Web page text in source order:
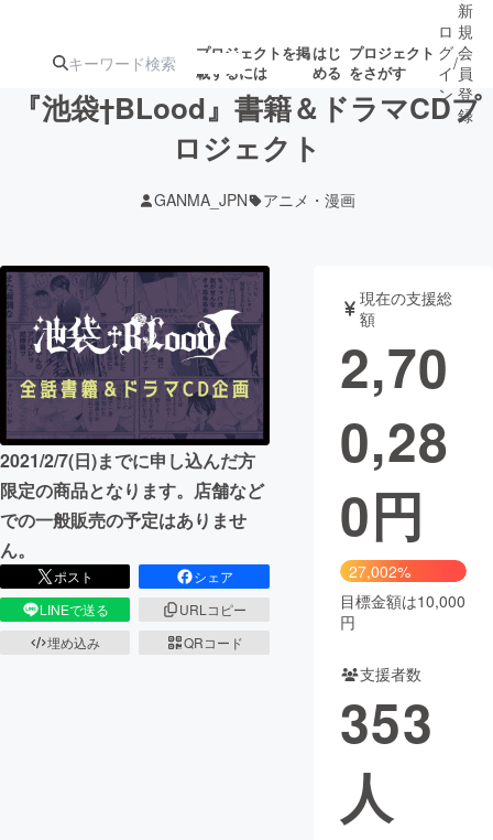
プロジェクトを掲
載するには
はじ
める
プロジェクト
をさがす
ジェクト
ロジェクト
アート・写真 音楽
テクノロジー・ガジェット ゲーム・サ
映像・映画
ビジネス・起業
まちづくり・地域活性化
CAMPFIRE for Social Good
CAMPFIRE Creation
CAMPFIREふるさと納税
コミュニティ
ロ
グ
イ
ン
/
新
規
会
員
登
録
『池袋†BLood』書籍＆ドラマCDプ
ロジェクト
GANMA_JPN アニメ・漫画
2021/2/7(日)までに申し込んだ方
限定の商品となります。店舗など
での一般販売の予定はありませ
ん。
ポスト
シェア
LINEで送る
URLコピー
埋め込み
QRコード
現在の支援総
額
2,70
0,28
0円
27,002%
目標金額は10,000
円
支援者数
353
人